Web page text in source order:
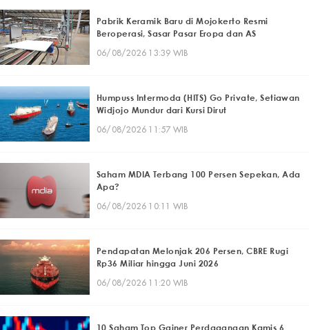
Pabrik Keramik Baru di Mojokerto Resmi
Beroperasi, Sasar Pasar Eropa dan AS
06/08/2026 13:39 WIB
Humpuss Intermoda (HITS) Go Private, Setiawan
Widjojo Mundur dari Kursi Dirut
06/08/2026 11:57 WIB
Saham MDIA Terbang 100 Persen Sepekan, Ada
Apa?
06/08/2026 10:11 WIB
Pendapatan Melonjak 206 Persen, CBRE Rugi
Rp36 Miliar hingga Juni 2026
06/08/2026 11:20 WIB
10 Saham Top Gainer Perdagangan Kamis 6